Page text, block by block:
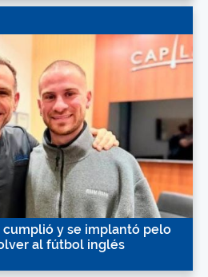
y se implantó pelo
al fútbol inglés